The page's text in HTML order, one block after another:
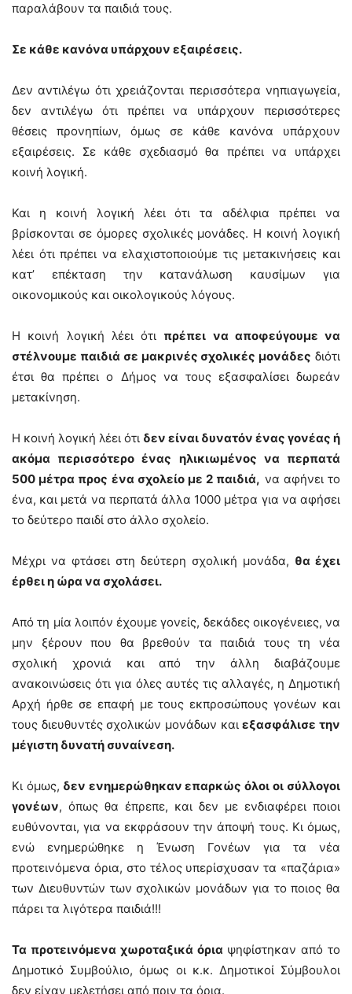
παραλάβουν τα παιδιά τους.
Σε κάθε κανόνα υπάρχουν εξαιρέσεις.
Δεν αντιλέγω ότι χρειάζονται περισσότερα νηπιαγωγεία,
δεν αντιλέγω ότι πρέπει να υπάρχουν περισσότερες
θέσεις προνηπίων, όμως σε κάθε κανόνα υπάρχουν
εξαιρέσεις. Σε κάθε σχεδιασμό θα πρέπει να υπάρχει
κοινή λογική.
Και η κοινή λογική λέει ότι τα αδέλφια πρέπει να
βρίσκονται σε όμορες σχολικές μονάδες. Η κοινή λογική
λέει ότι πρέπει να ελαχιστοποιούμε τις μετακινήσεις και
κατ’ επέκταση την κατανάλωση καυσίμων για
οικονομικούς και οικολογικούς λόγους.
Η κοινή λογική λέει ότι πρέπει να αποφεύγουμε να
στέλνουμε παιδιά σε μακρινές σχολικές μονάδες διότι
έτσι θα πρέπει ο Δήμος να τους εξασφαλίσει δωρεάν
μετακίνηση.
Η κοινή λογική λέει ότι δεν είναι δυνατόν ένας γονέας ή
ακόμα περισσότερο ένας ηλικιωμένος να περπατά
500 μέτρα προς ένα σχολείο με 2 παιδιά, να αφήνει το
ένα, και μετά να περπατά άλλα 1000 μέτρα για να αφήσει
το δεύτερο παιδί στο άλλο σχολείο.
Μέχρι να φτάσει στη δεύτερη σχολική μονάδα, θα έχει
έρθει η ώρα να σχολάσει.
Από τη μία λοιπόν έχουμε γονείς, δεκάδες οικογένειες, να
μην ξέρουν που θα βρεθούν τα παιδιά τους τη νέα
σχολική χρονιά και από την άλλη διαβάζουμε
ανακοινώσεις ότι για όλες αυτές τις αλλαγές, η Δημοτική
Αρχή ήρθε σε επαφή με τους εκπροσώπους γονέων και
τους διευθυντές σχολικών μονάδων καιεξασφάλισε την
μέγιστη δυνατή συναίνεση.
Κι όμως, δεν ενημερώθηκαν επαρκώς όλοι οι σύλλογοι
γονέων, όπως θα έπρεπε, και δεν με ενδιαφέρει ποιοι
ευθύνονται, για να εκφράσουν την άποψή τους. Κι όμως,
ενώ ενημερώθηκε η Ένωση Γονέων για τα νέα
προτεινόμενα όρια, στο τέλος υπερίσχυσαν τα «παζάρια»
των Διευθυντών των σχολικών μονάδων για το ποιος θα
πάρει τα λιγότερα παιδιά!!!
Τα προτεινόμενα χωροταξικά όρια ψηφίστηκαν από το
Δημοτικό Συμβούλιο, όμως οι κ.κ. Δημοτικοί Σύμβουλοι
δεν είχαν μελετήσει από πριν τα όρια.